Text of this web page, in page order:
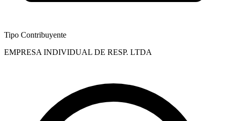
Tipo Contribuyente
EMPRESA INDIVIDUAL DE RESP. LTDA